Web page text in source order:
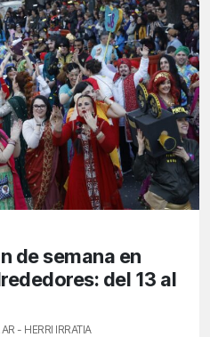
de semana en
del 13 al
- HERRI IRRATIA